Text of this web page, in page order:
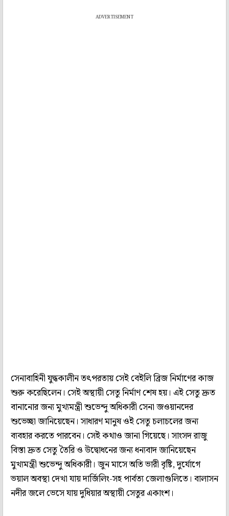
ADVERTISEMENT
সেনাবাহিনী যুদ্ধকালীন তৎপরতায় সেই বেইলি ব্রিজ নির্মাণের কাজ
শুরু করেছিলেন। সেই অস্থায়ী সেতু নির্মাণ শেষ হয়। এই সেতু দ্রুত
বানানোর জন্য মুখ্যমন্ত্রী শুভেন্দু অধিকারী সেনা জওয়ানদের
শুভেচ্ছা জানিয়েছেন। সাধারণ মানুষ ওই সেতু চলাচলের জন্য
ব্যবহার করতে পারবেন। সেই কথাও জানা গিয়েছে। সাংসদ রাজু
বিস্তা দ্রুত সেতু তৈরি ও উদ্বোধনের জন্য ধন্যবাদ জানিয়েছেন
মুখ্যমন্ত্রী শুভেন্দু অধিকারী। জুন মাসে অতি ভারী বৃষ্টি, দুর্যোগে
ভয়াল অবস্থা দেখা যায় দার্জিলিং-সহ পার্বত্য জেলাগুলিতে। বালাসন
নদীর জলে ভেসে যায় দুধিয়ার অস্থায়ী সেতুর একাংশ।